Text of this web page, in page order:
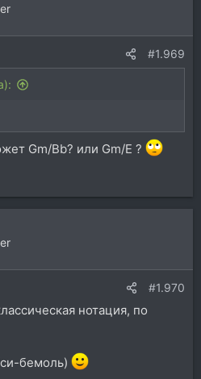
#1.969
Gm/Bb? или Gm/E ?
#1.970
нотация, по
бемоль)